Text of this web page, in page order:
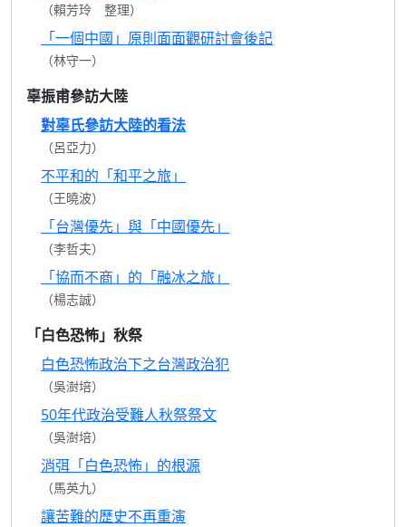
（賴芳玲 整理）
「一個中國」原則面面觀研討會後記
（林守一）
辜振甫參訪大陸
對辜氏參訪大陸的看法
（呂亞力）
不平和的「和平之旅」
（王曉波）
「台灣優先」與「中國優先」
（李哲夫）
「協而不商」的「融冰之旅」
（楊志誠）
「白色恐怖」秋祭
白色恐怖政治下之台灣政治犯
（吳澍培）
50年代政治受難人秋祭祭文
（吳澍培）
消弭「白色恐怖」的根源
（馬英九）
讓苦難的歷史不再重演